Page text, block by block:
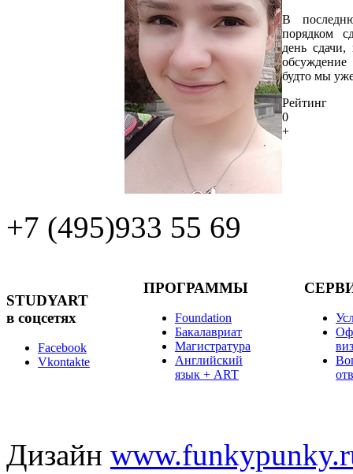
В
порядком
день
будто мы
Рейтинг
0
+
+7 (495)933 55 69
STUDYART
в соцсетях
Facebook
Vkontakte
ПРОГРАММЫ
Foundation
Бакалавриат
Магистратура
Английский
язык + ART
Дизайн